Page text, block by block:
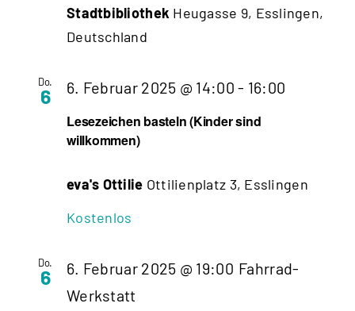
Stadtbibliothek Heugasse 9, Esslingen,
Deutschland
Do.
6
Lesezeichen basteln (Kinder sind
willkommen)
6. Februar 2025 @ 14:00 - 16:00
eva's Ottilie Ottilienplatz 3, Esslingen
Kostenlos
Do.
6 6. Februar 2025 @ 19:00 Fahrrad-
Werkstatt